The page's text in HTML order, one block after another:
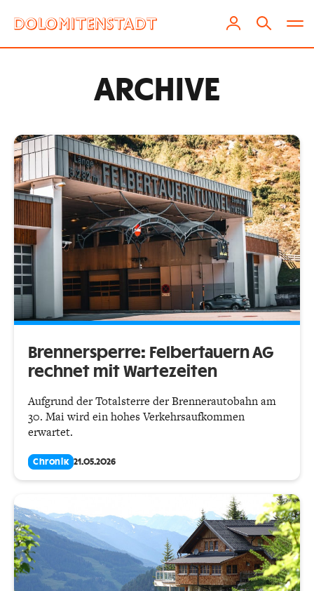
ARCHIVE
Brennersperre: Felbertauern AG
rechnet mit Wartezeiten
Aufgrund der Totalsterre der Brennerautobahn am
30. Mai wird ein hohes Verkehrsaufkommen
erwartet.
Chronik 21.05.2026